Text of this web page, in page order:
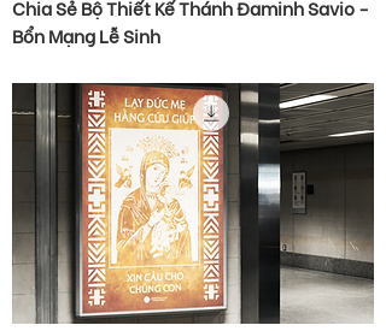
Chia Sẻ Bộ Thiết Kế Thánh Đaminh Savio -
Bổn Mạng Lễ Sinh